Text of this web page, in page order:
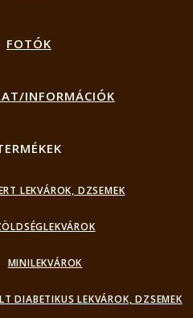
FOTÓK
INFORMÁCIÓK
LEKVÁROK, DZSEMEK
MINILEKVÁROK
DIABETIKUS LEKVÁROK, DZSEMEK